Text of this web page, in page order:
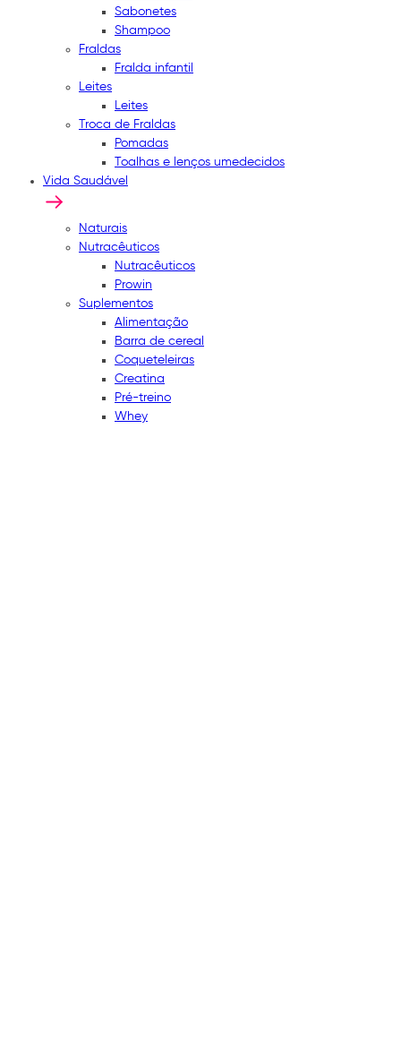
Sabonetes
Shampoo
Fraldas
Fralda infantil
Leites
Leites
Troca de Fraldas
Pomadas
Toalhas e lenços umedecidos
Vida Saudável
Naturais
Nutracêuticos
Nutracêuticos
Prowin
Suplementos
Alimentação
Barra de cereal
Coqueteleiras
Creatina
Pré-treino
Whey